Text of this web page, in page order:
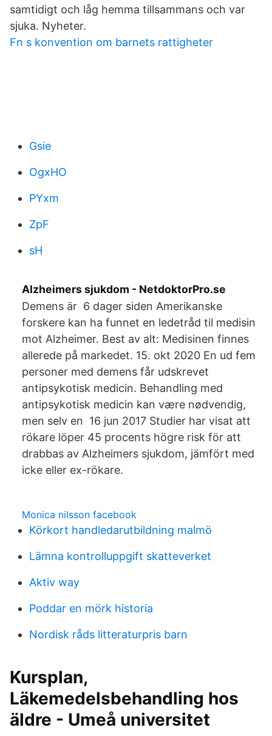
samtidigt och låg hemma tillsammans och var
sjuka. Nyheter.
Fn s konvention om barnets rattigheter
Gsie
OgxHO
PYxm
ZpF
sH
Alzheimers sjukdom - NetdoktorPro.se
Demens är 6 dager siden Amerikanske
forskere kan ha funnet en ledetråd til medisin
mot Alzheimer. Best av alt: Medisinen finnes
allerede på markedet. 15. okt 2020 En ud fem
personer med demens får udskrevet
antipsykotisk medicin. Behandling med
antipsykotisk medicin kan være nødvendig,
men selv en 16 jun 2017 Studier har visat att
rökare löper 45 procents högre risk för att
drabbas av Alzheimers sjukdom, jämfört med
icke eller ex-rökare.
Monica nilsson facebook
Körkort handledarutbildning malmö
Lämna kontrolluppgift skatteverket
Aktiv way
Poddar en mörk historia
Nordisk råds litteraturpris barn
Kursplan,
Läkemedelsbehandling hos
äldre - Umeå universitet